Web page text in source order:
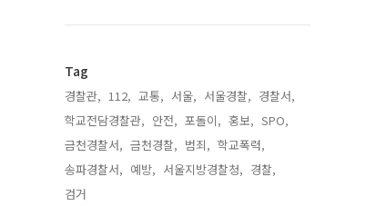
Tag
경찰관, 112, 교통, 서울, 서울경찰, 경찰서,
학교전담경찰관, 안전, 포돌이, 홍보, SPO,
금천경찰서, 금천경찰, 범죄, 학교폭력,
송파경찰서, 예방, 서울지방경찰청, 경찰,
검거,